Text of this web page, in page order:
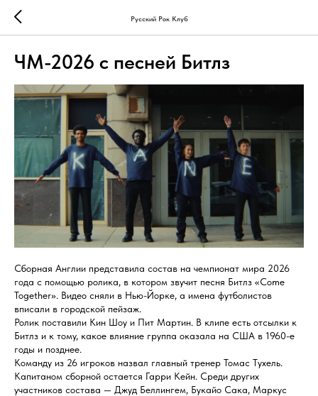
Русский Рок Клуб
ЧМ-2026 с песней Битлз
Сборная Англии представила состав на чемпионат мира 2026
года с помощью ролика, в котором звучит песня Битлз «Come
Together». Видео сняли в Нью-Йорке, а имена футболистов
вписали в городской пейзаж.
Ролик поставили Кин Шоу и Пит Мартин. В клипе есть отсылки к
Битлз и к тому, какое влияние группа оказала на США в 1960-е
годы и позднее.
Команду из 26 игроков назвал главный тренер Томас Тухель.
Капитаном сборной остается Гарри Кейн. Среди других
участников состава — Джуд Беллингем, Букайо Сака, Маркус